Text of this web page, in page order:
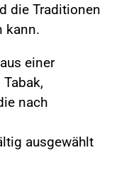
die Traditionen
kann.
einer
nach
ausgewählt